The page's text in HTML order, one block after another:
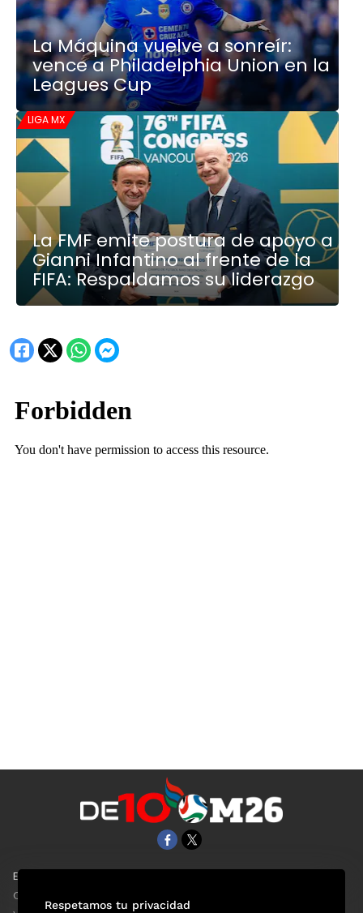
La Máquina vuelve a sonreír:
vence a Philadelphia Union en la
Leagues Cup
LIGA MX
La FMF emite postura de apoyo a
Gianni Infantino al frente de la
FIFA: Respaldamos su liderazgo
EL UNIVERSAL
Clase
Respetamos tu privacidad